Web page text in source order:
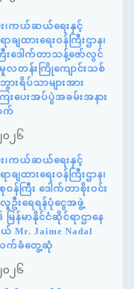
၊ကယ်ဆယ်ရေးနှင့်
ချထားရေးဝန်ကြီးဌာန၊
ဒေါက်တာသန့်ဇော်လွင်
လတန်းကြိုကျောင်းသစ်
းရိပ်သာများအား
းပေးအပ်ပွဲအခမ်းအနား
က်
၀၂၆
၊ကယ်ဆယ်ရေးနှင့်
ချထားရေးဝန်ကြီးဌာန၊
ဝန်ကြီး ဒေါက်တာစိုးဝင်း
ဦးရေရန်ပုံငွေအဖွဲ့
မြန်မာနိုင်ငံဆိုင်ရာဌာနေ
Jaime Nadal
လက်ခံတွေ့ဆုံ
၀၂၆